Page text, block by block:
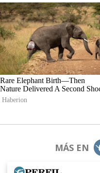
MÁS EN